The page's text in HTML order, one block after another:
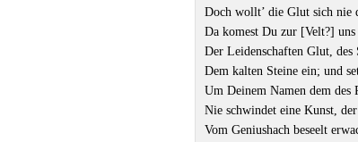
Doch wollt’ die Glut sich nie
Da komest Du zur [Velt?] uns
Der Leidenschaften Glut, des
Dem kalten Steine ein; und
Um Deinem Namen dem des
Nie schwindet eine Kunst,
Vom Geniushach beseelt